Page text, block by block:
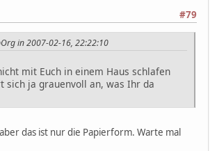
#79
in 2007-02-16, 22:22:10
mit Euch in einem Haus schlafen
sich ja grauenvoll an, was Ihr da
das ist nur die Papierform. Warte mal